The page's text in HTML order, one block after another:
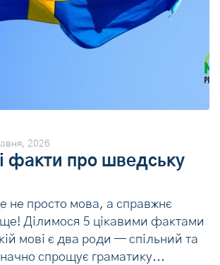
2026
факти про шведську
не просто мова, а справжнє
Ділимося 5 цікавими фактами
мові є два роди — спільний та
спрощує граматику...